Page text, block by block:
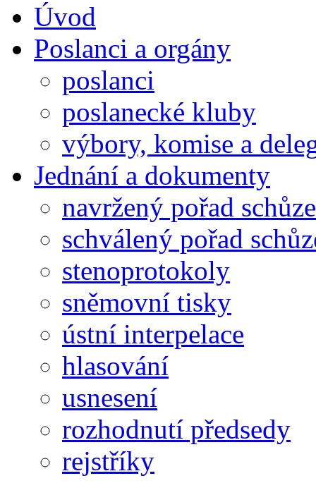
Úvod
Poslanci a orgány
poslanci
poslanecké kluby
výbory, komise a
Jednání a dokumenty
navržený pořad schůze
schválený pořad
stenoprotokoly
sněmovní tisky
ústní interpelace
hlasování
usnesení
rozhodnutí předsedy
rejstříky